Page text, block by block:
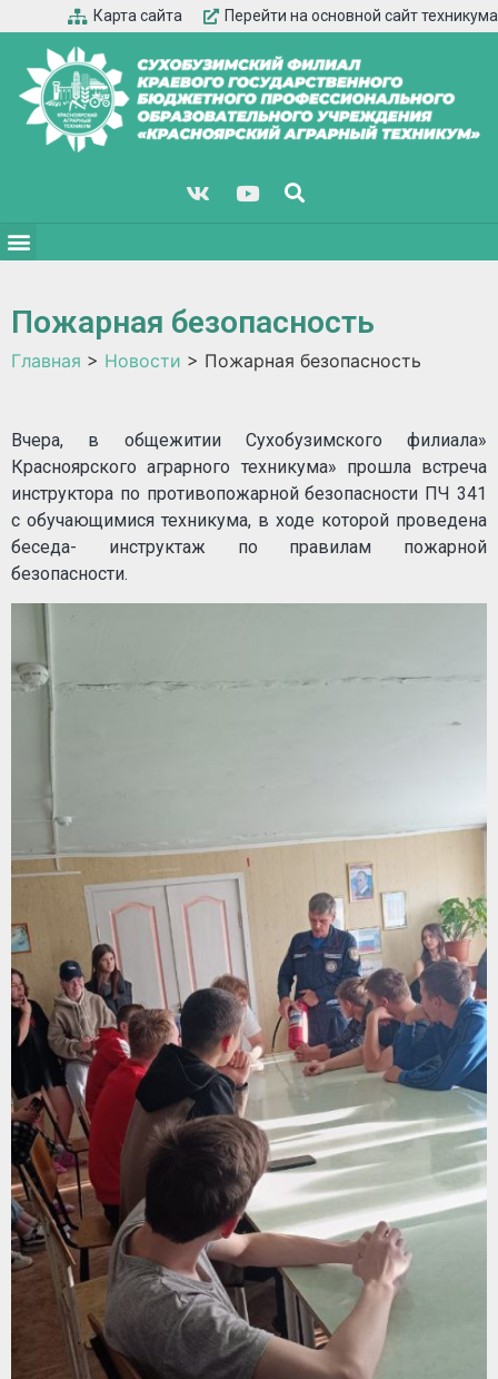
Карта сайта Перейти на основной сайт техникума
Пожарная безопасность
Главная > Новости > Пожарная безопасность
Вчера, в общежитии Сухобузимского филиала»
Красноярского аграрного техникума» прошла встреча
инструктора по противопожарной безопасности ПЧ 341
с обучающимися техникума, в ходе которой проведена
беседа- инструктаж по правилам пожарной
безопасности.